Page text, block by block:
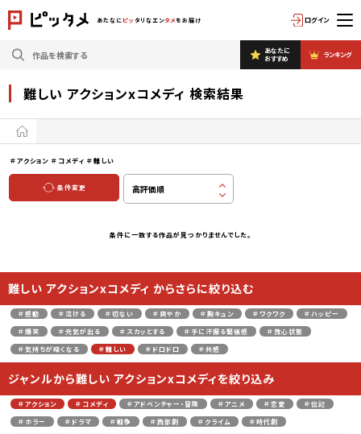
あたなに ピッ タリなエンタメをお届け ログイン
あなたに
おすすめ
ランキング
難しい アクションxコメディ 検索結果
＃アクション ＃コメディ ＃難しい
条件変更
条件に一致する作品が見つかりませんでした。
難しい アクションxコメディ からさらに絞り込む
＃感動 ＃泣ける ＃切ない ＃爽やか ＃胸キュン ＃ワクワク
＃ハッピー
＃爆笑
＃元気が出る ＃スカッとする ＃手に汗握る緊張感
＃放心状態
＃気持ちが暗くなる
＃難しい ＃ドロドロ ＃共感
ジャンルから難しい アクションxコメディを絞り込み
＃アクション ＃コメディ ＃アドベンチャー・冒険 ＃アニメ ＃恋愛
＃伝記
＃ホラー
＃ドラマ ＃戦争 ＃西部劇 ＃クライム
＃時代劇